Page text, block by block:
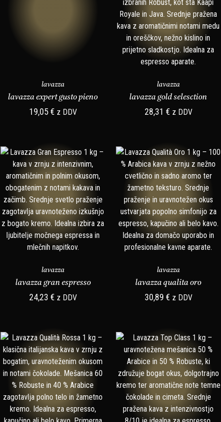
lavazza
lavazza expert gusto pieno
19,05€ z DDV
lavazza
lavazza gold selesction
28,31 € z DDV
lavazza
lavazza gran espresso
24,23 € z DDV
lavazza
lavazza qualita oro
30,89 € z DDV